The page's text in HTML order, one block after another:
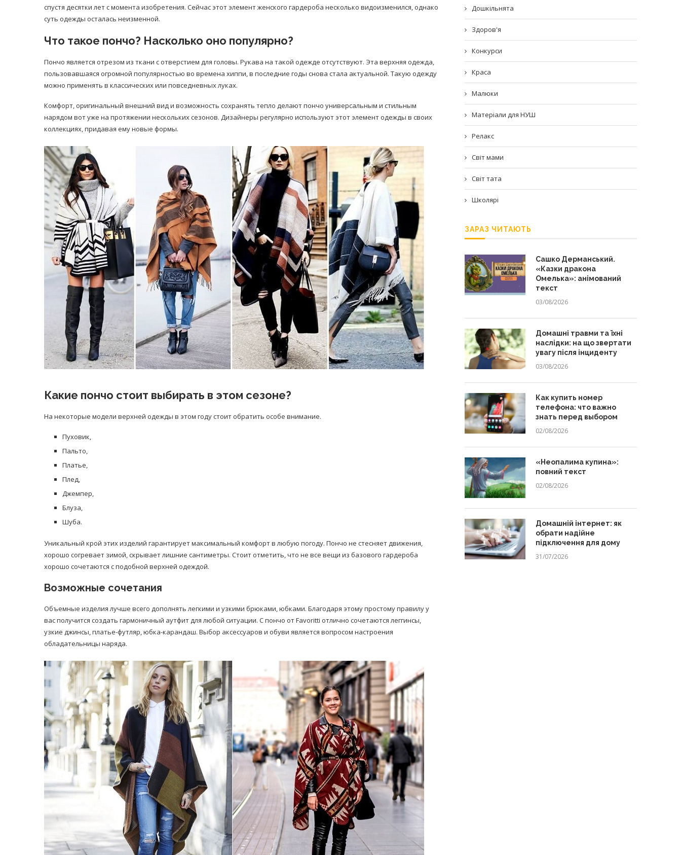
спустя десятки лет с момента изобретения. Сейчас этот элемент женского гардероба несколько видоизменился, однако
суть одежды осталась неизменной.
Что такое пончо? Насколько оно популярно?
Пончо является отрезом из ткани с отверстием для головы. Рукава на такой одежде отсутствуют. Эта верхняя одежда,
пользовавшаяся огромной популярностью во времена хиппи, в последние годы снова стала актуальной. Такую одежду
можно применять в классических или повседневных луках.
Комфорт, оригинальный внешний вид и возможность сохранять тепло делают пончо универсальным и стильным
нарядом вот уже на протяжении нескольких сезонов. Дизайнеры регулярно используют этот элемент одежды в своих
коллекциях, придавая ему новые формы.
Какие пончо стоит выбирать в этом сезоне?
На некоторые модели верхней одежды в этом году стоит обратить особе внимание.
Пуховик,
Пальто,
Платье,
Плед,
Джемпер,
Блуза,
Шуба.
Уникальный крой этих изделий гарантирует максимальный комфорт в любую погоду. Пончо не стесняет движения,
хорошо согревает зимой, скрывает лишние сантиметры. Стоит отметить, что не все вещи из базового гардероба
хорошо сочетаются с подобной верхней одеждой.
Возможные сочетания
Объемные изделия лучше всего дополнять легкими и узкими брюками, юбками. Благодаря этому простому правилу у
вас получится создать гармоничный аутфит для любой ситуации. С пончо от Favoritti отлично сочетаются леггинсы,
узкие джинсы, платье-футляр, юбка-карандаш. Выбор аксессуаров и обуви является вопросом настроения
обладательницы наряда.
Дошкільнята
Здоров'я
Конкурси
Краса
Малюки
Матеріали для НУШ
Релакс
Світ мами
Світ тата
Школярі
ЗАРАЗ ЧИТАЮТЬ
Сашко Дерманський.
«Казки дракона
Омелька»: анімований
текст
03/08/2026
Домашні травми та їхні
наслідки: на що звертати
увагу після інциденту
03/08/2026
Как купить номер
телефона: что важно
знать перед выбором
02/08/2026
«Неопалима купина»:
повний текст
02/08/2026
Домашній інтернет: як
обрати надійне
підключення для дому
31/07/2026